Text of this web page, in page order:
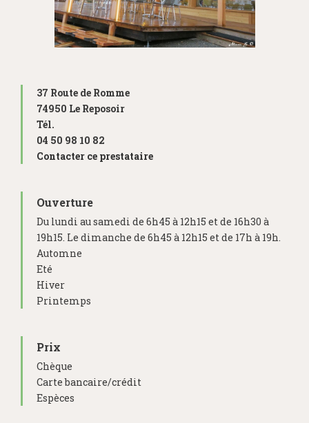
37 Route de Romme
74950 Le Reposoir
Tél.
04 50 98 10 82
Contacter ce prestataire
Ouverture
Du lundi au samedi de 6h45 à 12h15 et de 16h30 à
19h15. Le dimanche de 6h45 à 12h15 et de 17h à 19h.
Automne
Eté
Hiver
Printemps
Prix
Chèque
Carte bancaire/crédit
Espèces